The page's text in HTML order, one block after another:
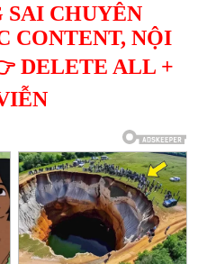
SAI CHUYÊN
CONTENT, NỘI
DELETE ALL +